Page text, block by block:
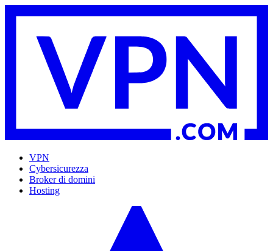
VPN
Cybersicurezza
Broker di domini
Hosting